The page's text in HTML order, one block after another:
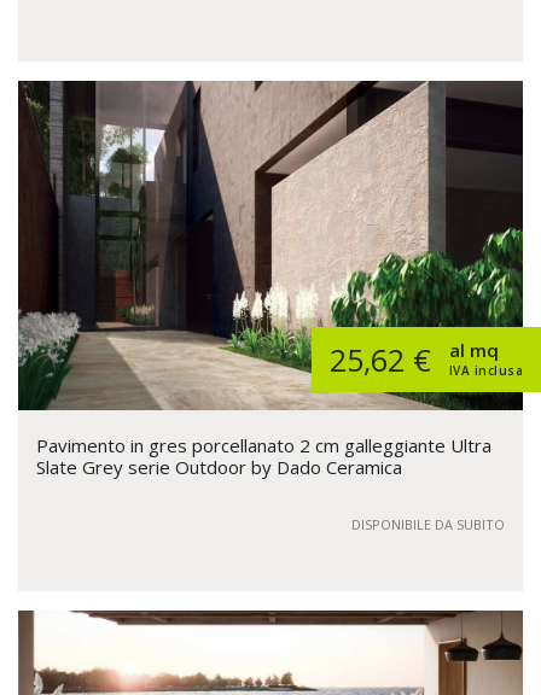
25,62 € IVA inclusa
al mq
Pavimento in gres porcellanato 2 cm galleggiante Ultra
Slate Grey serie Outdoor by Dado Ceramica
DISPONIBILE DA SUBITO